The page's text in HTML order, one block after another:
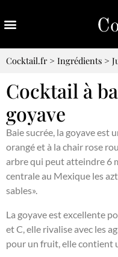
Cocktail.fr> Ingrédients >
Cocktail à
goyave
Baie sucrée, la goyave est
orangé et à la chair rose
arbre qui peut atteindre 6
centrale au Mexique les
sables».
La goyave est excellente
et C, elle rivalise avec les
pour un fruit, elle contient